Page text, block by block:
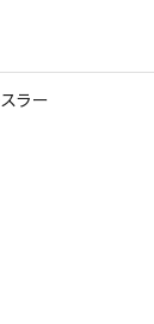
コレクション
ラー